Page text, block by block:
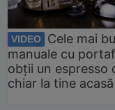
VIDEO
Cele mai
manuale cu
obții un espresso
chiar la tine acasă